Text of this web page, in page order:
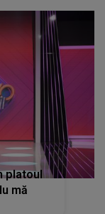
platoul
mă